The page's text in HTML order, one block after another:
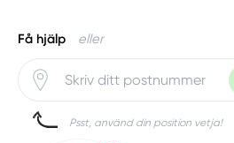
Få hjälp eller
Psst, använd din position vetja!